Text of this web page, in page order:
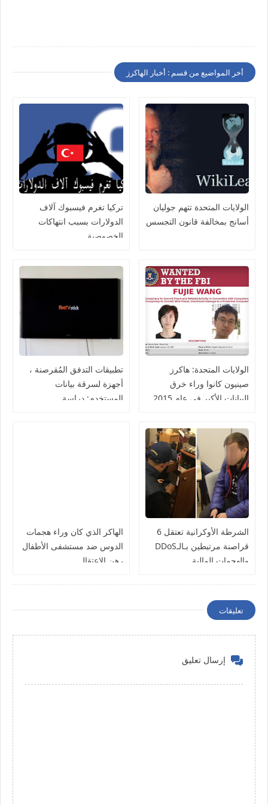
أخر المواضيع من قسم : أخبار الهاكرز
الولايات المتحدة تتهم جوليان
أسانج بمخالفة قانون التجسس
تركيا تغرم فيسبوك آلاف
الدولارات بسبب انتهاكات
الخصوصية
الولايات المتحدة: هاكرز
صينيون كانوا وراء خرق
البيانات الأكبر في عام 2015
تطبيقات التدفق المُقرصنة ،
أجهزة لسرقة بيانات
المستخدم: دراسة
الشرطة الأوكرانية تعتقل 6
قراصنة مرتبطين بـالـDDoS
والهجمات المالية
الهاكر الذي كان وراء هجمات
الدوس ضد مستشفى الأطفال
رهن الإعتقال
تعليقات
إرسال تعليق